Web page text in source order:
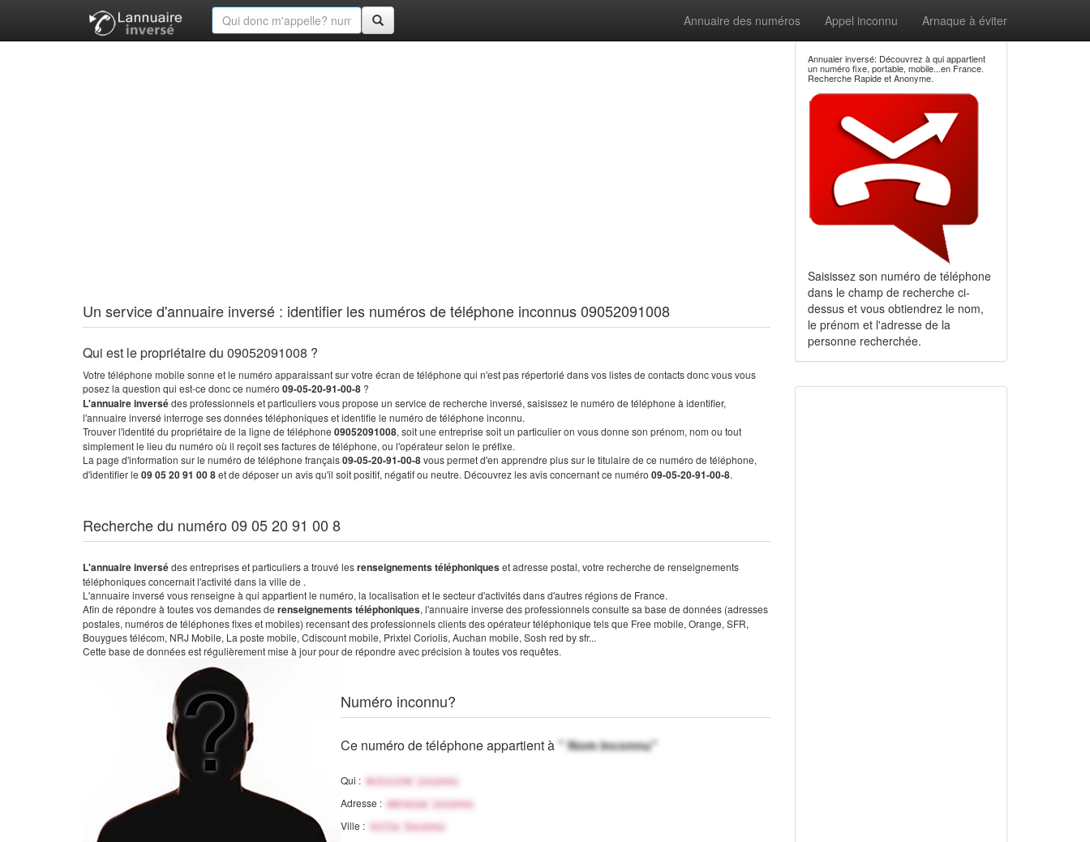
Annuaire des numéros Appel inconnu Arnaque à éviter
Un service d'annuaire inversé : identifier les numéros de téléphone inconnus 09052091008
Qui est le propriétaire du 09052091008 ?
Votre téléphone mobile sonne et le numéro apparaissant sur votre écran de téléphone qui n'est pas répertorié dans vos listes de contacts donc vous vous
posez la question qui est-ce donc ce numéro 09-05-20-91-00-8 ?
L'annuaire inversédes professionnels et particuliers vous propose un service de recherche inversé, saisissez le numéro de téléphone à identifier,
l'annuaire inversé interroge ses données téléphoniques et identifie le numéro de téléphone inconnu.
Trouver l'identité du propriétaire de la ligne de téléphone 09052091008, soit une entreprise soit un particulier on vous donne son prénom, nom ou tout
simplement le lieu du numéro où il reçoit ses factures de téléphone, ou l'opérateur selon le préfixe.
La page d'information sur le numéro de téléphone français09-05-20-91-00-8vous permet d'en apprendre plus sur le titulaire de ce numéro de téléphone,
d'identifier le 09 05 20 91 00 8et de déposer un avis qu'il soit positif, négatif ou neutre. Découvrez les avis concernant ce numéro 09-05-20-91-00-8.
Recherche du numéro 09 05 20 91 00 8
L'annuaire inversédes entreprises et particuliers a trouvé lesrenseignements téléphoniqueset adresse postal, votre recherche de renseignements
téléphoniques concernait l'activité dans la ville de .
L'annuaire inversé vous renseigne à qui appartient le numéro, la localisation et le secteur d'activités dans d'autres régions de France.
Afin de répondre à toutes vos demandes de renseignements téléphoniques, l'annuaire inverse des professionnels consulte sa base de données (adresses
postales, numéros de téléphones fixes et mobiles) recensant des professionnels clients des opérateur téléphonique tels que Free mobile, Orange, SFR,
Bouygues télécom, NRJ Mobile, La poste mobile, Cdiscount mobile, Prixtel Coriolis, Auchan mobile, Sosh red by sfr...
Cette base de données est régulièrement mise à jour pour de répondre avec précision à toutes vos requêtes.
Numéro inconnu?
Ce numéro de téléphone appartient à" Nom inconnu"
Qui : Activité inconnu
Adresse : Adresse inconnu
Ville : Ville Inconnu
Annuaier inversé: Découvrez à qui appartient
un numéro fixe, portable, mobile...en France.
Recherche Rapide et Anonyme.
Saisissez son numéro de téléphone
dans le champ de recherche ci-
dessus et vous obtiendrez le nom,
le prénom et l'adresse de la
personne recherchée.